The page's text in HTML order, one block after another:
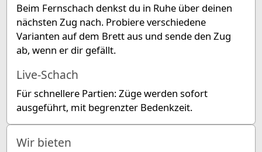
Beim Fernschach denkst du in Ruhe über deinen
nächsten Zug nach. Probiere verschiedene
Varianten auf dem Brett aus und sende den Zug
ab, wenn er dir gefällt.
Live-Schach
Für schnellere Partien: Züge werden sofort
ausgeführt, mit begrenzter Bedenkzeit.
Wir bieten